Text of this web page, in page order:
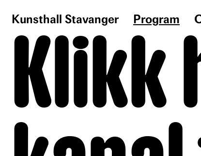
Kunsthall Stavanger Program
Klikk